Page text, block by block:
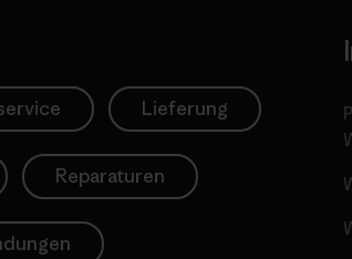
Lieferung
Reparaturen